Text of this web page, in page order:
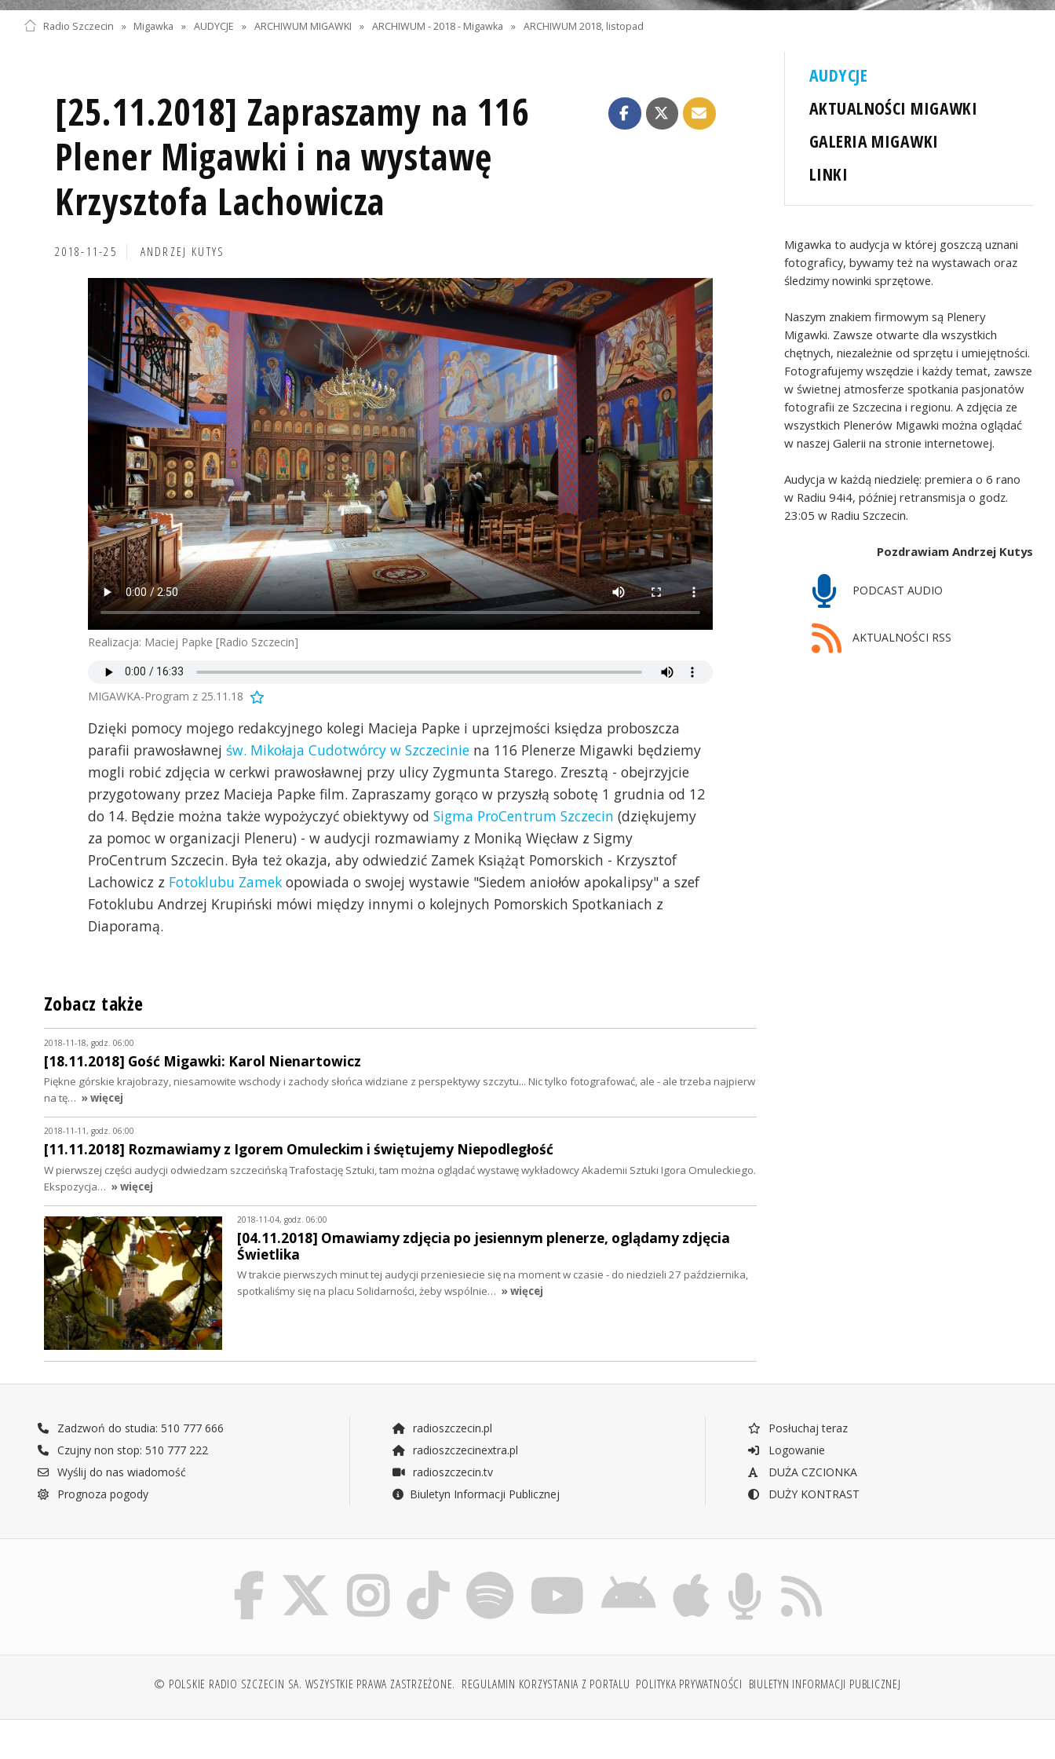
Radio Szczecin » Migawka » AUDYCJE » ARCHIWUM MIGAWKI » ARCHIWUM - 2018 - Migawka » ARCHIWUM 2018, listopad
[25.11.2018] Zapraszamy na 116
Plener Migawki i na wystawę
Krzysztofa Lachowicza
2018-11-25 ANDRZEJ KUTYS
Realizacja: Maciej Papke [Radio Szczecin]
MIGAWKA-Program z 25.11.18
Dzięki pomocy mojego redakcyjnego kolegi Macieja Papke i uprzejmości księdza proboszcza
parafii prawosławnej św. Mikołaja Cudotwórcy w Szczecinie na 116 Plenerze Migawki będziemy
mogli robić zdjęcia w cerkwi prawosławnej przy ulicy Zygmunta Starego. Zresztą - obejrzyjcie
przygotowany przez Macieja Papke film. Zapraszamy gorąco w przyszłą sobotę 1 grudnia od 12
do 14. Będzie można także wypożyczyć obiektywy od Sigma ProCentrum Szczecin (dziękujemy
za pomoc w organizacji Pleneru) - w audycji rozmawiamy z Moniką Więcław z Sigmy
ProCentrum Szczecin. Była też okazja, aby odwiedzić Zamek Książąt Pomorskich - Krzysztof
Lachowicz z Fotoklubu Zamek opowiada o swojej wystawie "Siedem aniołów apokalipsy" a szef
Fotoklubu Andrzej Krupiński mówi między innymi o kolejnych Pomorskich Spotkaniach z
Diaporamą.
AUDYCJE
AKTUALNOŚCI MIGAWKI
GALERIA MIGAWKI
LINKI
Migawka to audycja w której goszczą uznani
fotograficy, bywamy też na wystawach oraz
śledzimy nowinki sprzętowe.
Naszym znakiem firmowym są Plenery
Migawki. Zawsze otwarte dla wszystkich
chętnych, niezależnie od sprzętu i umiejętności.
Fotografujemy wszędzie i każdy temat, zawsze
w świetnej atmosferze spotkania pasjonatów
fotografii ze Szczecina i regionu. A zdjęcia ze
wszystkich Plenerów Migawki można oglądać
w naszej Galerii na stronie internetowej.
Audycja w każdą niedzielę: premiera o 6 rano
w Radiu 94i4, później retransmisja o godz.
23:05 w Radiu Szczecin.
Pozdrawiam Andrzej Kutys
PODCAST AUDIO
AKTUALNOŚCI RSS
Zobacz także
2018-11-18, godz. 06:00
[18.11.2018] Gość Migawki: Karol Nienartowicz
Piękne górskie krajobrazy, niesamowite wschody i zachody słońca widziane z perspektywy szczytu... Nic tylko fotografować, ale - ale trzeba najpierw
na tę… » więcej
2018-11-11, godz. 06:00
[11.11.2018] Rozmawiamy z Igorem Omuleckim i świętujemy Niepodległość
W pierwszej części audycji odwiedzam szczecińską Trafostację Sztuki, tam można oglądać wystawę wykładowcy Akademii Sztuki Igora Omuleckiego.
Ekspozycja… » więcej
2018-11-04, godz. 06:00
[04.11.2018] Omawiamy zdjęcia po jesiennym plenerze, oglądamy zdjęcia
Świetlika
W trakcie pierwszych minut tej audycji przeniesiecie się na moment w czasie - do niedzieli 27 października,
spotkaliśmy się na placu Solidarności, żeby wspólnie… » więcej
Zadzwoń do studia: 510 777 666
Czujny non stop: 510 777 222
Wyślij do nas wiadomość
Prognoza pogody
radioszczecin.pl
radioszczecinextra.pl
radioszczecin.tv
Biuletyn Informacji Publicznej
Posłuchaj teraz
Logowanie
DUŻA CZCIONKA
DUŻY KONTRAST
© POLSKIE RADIO SZCZECIN SA. WSZYSTKIE PRAWA ZASTRZEŻONE. REGULAMIN KORZYSTANIA Z PORTALU POLITYKA PRYWATNOŚCI BIULETYN INFORMACJI PUBLICZNEJ